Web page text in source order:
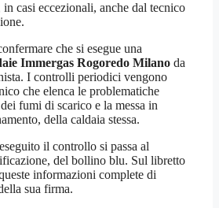
casi eccezionali, anche dal tecnico
che si esegue una
Immergas Rogoredo Milano da
I controlli periodici vengono
che elenca le problematiche
fumi di scarico e la messa in
della caldaia stessa.
il controllo si passa al
del bollino blu. Sul libretto
informazioni complete di
sua firma.